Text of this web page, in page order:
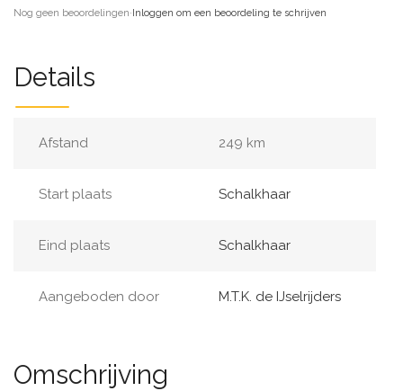
Nog geen beoordelingen·Inloggen om een beoordeling te schrijven
Details
Afstand 249 km
Start plaats Schalkhaar
Eind plaats Schalkhaar
Aangeboden door M.T.K. de IJselrijders
Omschrijving